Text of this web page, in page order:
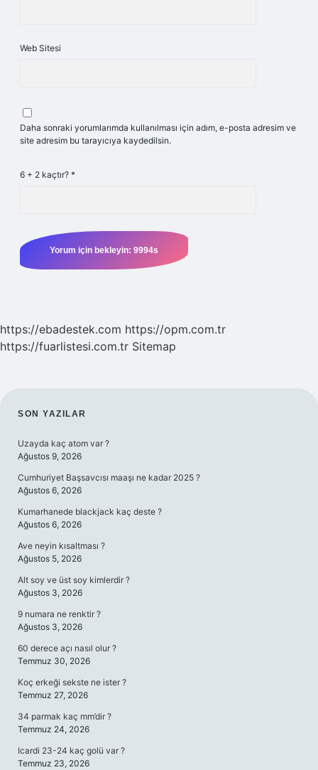
Web Sitesi
Daha sonraki yorumlarımda kullanılması için adım, e-posta adresim ve
site adresim bu tarayıcıya kaydedilsin.
6 + 2 kaçtır? *
https://ebadestek.com https://opm.com.tr
https://fuarlistesi.com.tr Sitemap
SIDEBAR
SON YAZILAR
Uzayda kaç atom var ?
Ağustos 9, 2026
Cumhuriyet Başsavcısı maaşı ne kadar 2025 ?
Ağustos 6, 2026
Kumarhanede blackjack kaç deste ?
Ağustos 6, 2026
Ave neyin kısaltması ?
Ağustos 5, 2026
Alt soy ve üst soy kimlerdir ?
Ağustos 3, 2026
9 numara ne renktir ?
Ağustos 3, 2026
60 derece açı nasıl olur ?
Temmuz 30, 2026
Koç erkeği sekste ne ister ?
Temmuz 27, 2026
34 parmak kaç mm’dir ?
Temmuz 24, 2026
Icardi 23-24 kaç golü var ?
Temmuz 23, 2026